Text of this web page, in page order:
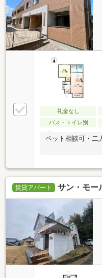
礼金なし
バス・トイレ別
ペット相談可・二
賃貸アパート サン・モー